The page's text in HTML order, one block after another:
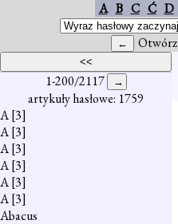
A B C Ć D
Otwórz
1-200/2117
artykuły hasłowe: 1759
A[3]
A[3]
A[3]
A[3]
A[3]
A[3]
Abacus